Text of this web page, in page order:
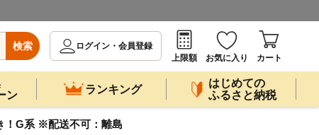
検索
ログイン・会員登録
上限額
お気に入り カート
ン
ランキング
はじめての
ふるさと納税
！G系 ※配送不可：離島